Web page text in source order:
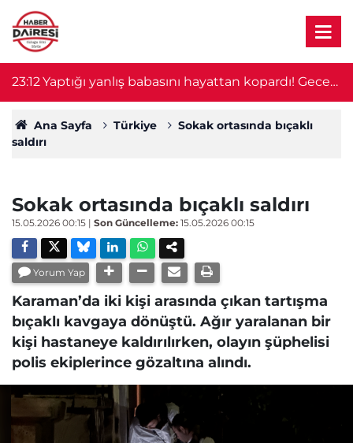
23:12Yaptığı yanlış babasını hayattan kopardı! Gece
nöbeti kabusa döndü
Ana Sayfa Türkiye
Sokak ortasında bıçaklı
saldırı
Sokak ortasında bıçaklı saldırı
15.05.2026 00:15 | Son Güncelleme: 15.05.2026 00:15
Yorum Yap
Karaman’da iki kişi arasında çıkan tartışma
bıçaklı kavgaya dönüştü. Ağır yaralanan bir
kişi hastaneye kaldırılırken, olayın şüphelisi
polis ekiplerince gözaltına alındı.